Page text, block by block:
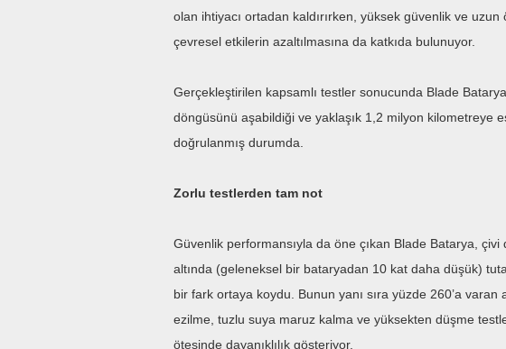
olan ihtiyacı ortadan kaldırırken, yüksek güvenlik ve uzun
çevresel etkilerin azaltılmasına da katkıda bulunuyor.
Gerçekleştirilen kapsamlı testler sonucunda Blade
döngüsünü aşabildiği ve yaklaşık 1,2 milyon kilometreye
doğrulanmış durumda.
Zorlu testlerden tam not
Güvenlik performansıyla da öne çıkan Blade Batarya, çivi
altında (geleneksel bir bataryadan 10 kat daha düşük)
bir fark ortaya koydu. Bunun yanı sıra yüzde 260’a varan
ezilme, tuzlu suya maruz kalma ve yüksekten düşme
ötesinde dayanıklılık gösteriyor.